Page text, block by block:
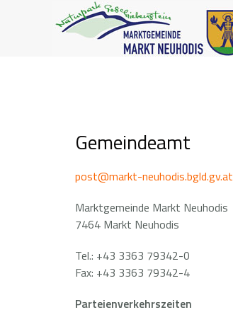
Gemeindeamt
post@markt-neuhodis.bgld.gv.at
Marktgemeinde Markt Neuhodis
7464 Markt Neuhodis
Tel.: +43 3363 79342-0
Fax: +43 3363 79342-4
Parteienverkehrszeiten